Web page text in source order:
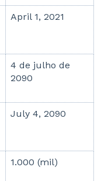
April 1, 2021
4 de julho de
2090
July 4, 2090
1.000 (mil)